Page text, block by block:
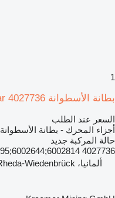
1
بطانة الأسطوانة Caterpillar 4027736 لـ حفارة
السعر عند الطلب
أجزاء المحرك - بطانة الأسطوانة
حالة المركبة جديد
4027736 6002814;6002644;4894495
ألمانيا، Rheda-Wiedenbrück